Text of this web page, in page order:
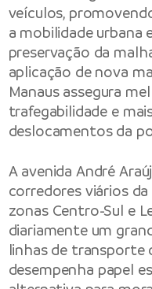
veículos,
a mobilidade urbana
preservação da
aplicação de nova
Manaus assegura
trafegabilidade e
deslocamentos da
A avenida André
corredores viários
zonas Centro-Sul e
diariamente um
linhas de transporte
desempenha papel